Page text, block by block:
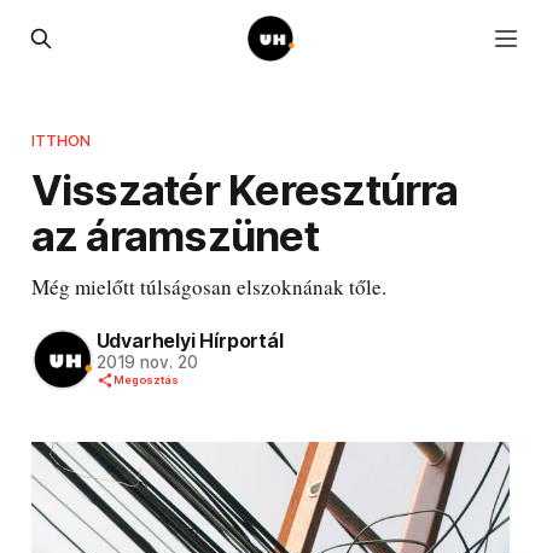
ITTHON
Visszatér Keresztúrra
az áramszünet
Még mielőtt túlságosan elszoknának tőle.
Udvarhelyi Hírportál
2019 nov. 20
Megosztás